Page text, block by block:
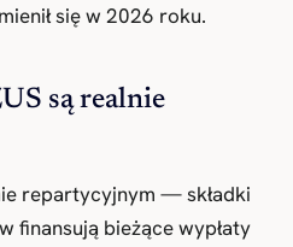
się w 2026 roku.
są realnie
repartycyjnym — składki
finansują bieżące wypłaty